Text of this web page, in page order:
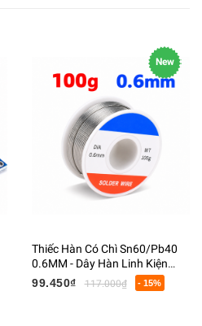
New
Thiếc Hàn Có Chì Sn60/Pb40
0.6MM - Dây Hàn Linh Kiện
Điện Tử Có Lõi Flux
99.450₫ 117.000₫ - 15%